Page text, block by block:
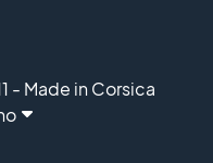
- Made in Corsica